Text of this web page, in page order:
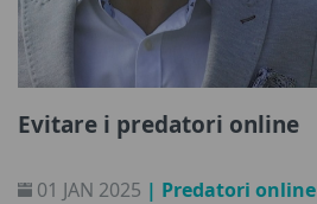
Evitare i predatori online
01 JAN 2025 | Predatori online